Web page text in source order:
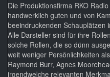
Die Produktionsfirma RKO
handwerklich guten und von
beeindruckenden Schauplätzen
Alle Darsteller sind für ihre
solche Rollen, die so dünn
weit weniger Persönlichkeiten
Raymond Burr, Agnes
irgendwelche relevanten